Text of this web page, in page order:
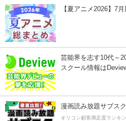
【夏アニメ2026】7
芸能界を志す10代～
スクール情報は
漫画読み放題サブス
オリコン顧客満足度ランキ